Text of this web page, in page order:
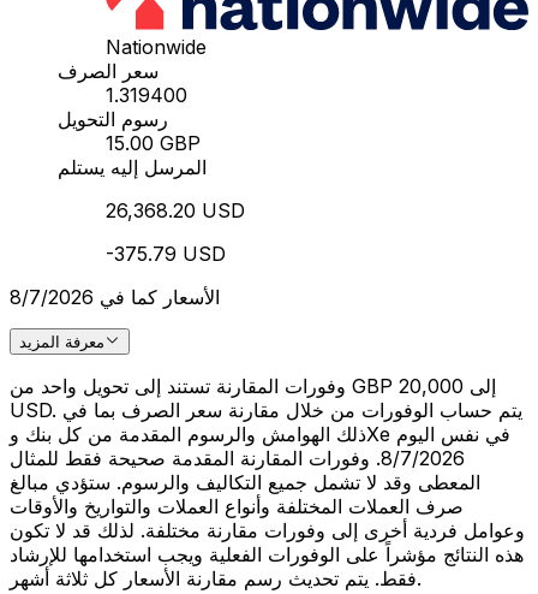
Nationwide
سعر الصرف
1.319400
رسوم التحويل
15.00 GBP
المرسل إليه يستلم
26,368.20 USD
-375.79 USD
الأسعار كما في 8/7/2026
معرفة المزيد
وفورات المقارنة تستند إلى تحويل واحد من GBP 20,000 إلى
USD. يتم حساب الوفورات من خلال مقارنة سعر الصرف بما في
ذلك الهوامش والرسوم المقدمة من كل بنك وXe في نفس اليوم
8/7/2026. وفورات المقارنة المقدمة صحيحة فقط للمثال
المعطى وقد لا تشمل جميع التكاليف والرسوم. ستؤدي مبالغ
صرف العملات المختلفة وأنواع العملات والتواريخ والأوقات
وعوامل فردية أخرى إلى وفورات مقارنة مختلفة. لذلك قد لا تكون
هذه النتائج مؤشراً على الوفورات الفعلية ويجب استخدامها للإرشاد
فقط. يتم تحديث رسم مقارنة الأسعار كل ثلاثة أشهر.